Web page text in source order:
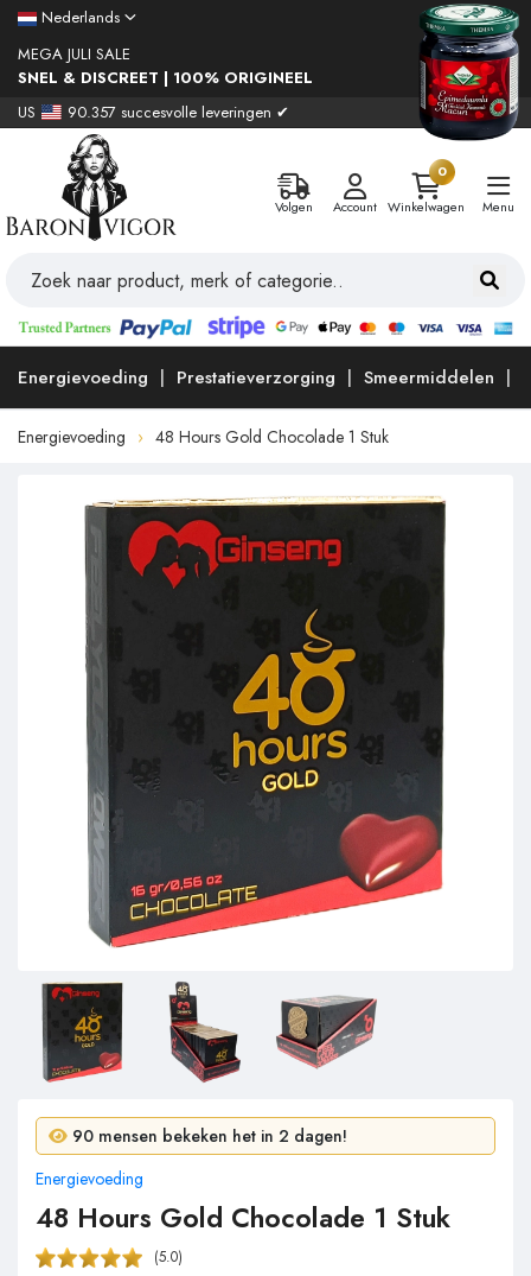
Nederlands
MEGA JULI SALE
SNEL & DISCREET | 100% ORIGINEEL
US
90.357 succesvolle leveringen ✔
Volgen Account
0
Winkelwagen
Menu
Energievoeding Prestatieverzorging Smeermiddelen
Energievoeding 48 Hours Gold Chocolade 1 Stuk
90 mensen bekeken het in 2 dagen!
Energievoeding
48 Hours Gold Chocolade 1 Stuk
(5.0)